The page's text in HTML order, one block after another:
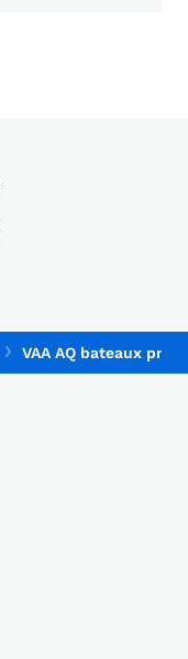
VAA AQ bateaux